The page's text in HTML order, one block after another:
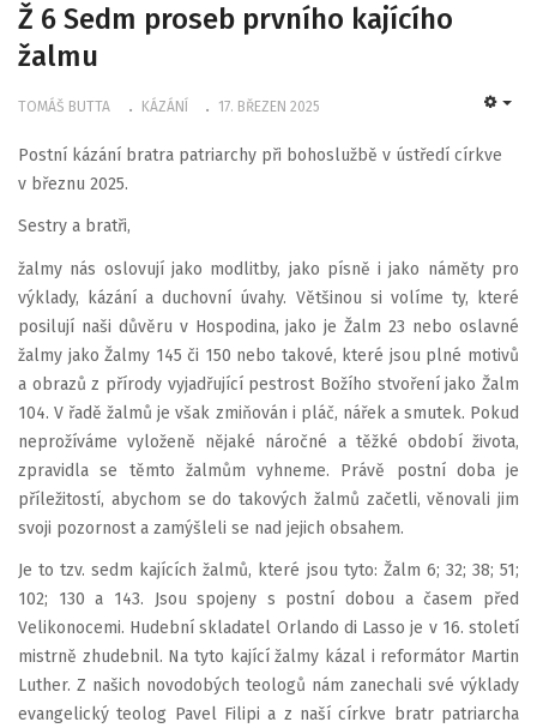
Ž 6 Sedm proseb prvního kajícího
žalmu
TOMÁŠ BUTTA KÁZÁNÍ 17. BŘEZEN 2025
Postní kázání bratra patriarchy při bohoslužbě v ústředí církve
v březnu 2025.
Sestry a bratři,
žalmy nás oslovují jako modlitby, jako písně i jako náměty pro
výklady, kázání a duchovní úvahy. Většinou si volíme ty, které
posilují naši důvěru v Hospodina, jako je Žalm 23 nebo oslavné
žalmy jako Žalmy 145 či 150 nebo takové, které jsou plné motivů
a obrazů z přírody vyjadřující pestrost Božího stvoření jako Žalm
104. V řadě žalmů je však zmiňován i pláč, nářek a smutek. Pokud
neprožíváme vyloženě nějaké náročné a těžké období života,
zpravidla se těmto žalmům vyhneme. Právě postní doba je
příležitostí, abychom se do takových žalmů začetli, věnovali jim
svoji pozornost a zamýšleli se nad jejich obsahem.
Je to tzv. sedm kajících žalmů, které jsou tyto: Žalm 6; 32; 38; 51;
102; 130 a 143. Jsou spojeny s postní dobou a časem před
Velikonocemi. Hudební skladatel Orlando di Lasso je v 16. století
mistrně zhudebnil. Na tyto kající žalmy kázal i reformátor Martin
Luther. Z našich novodobých teologů nám zanechali své výklady
evangelický teolog Pavel Filipi a z naší církve bratr patriarcha